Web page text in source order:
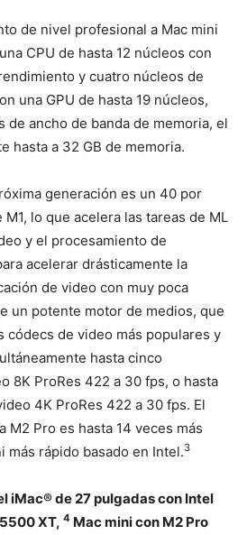
de nivel profesional a Mac mini
CPU de hasta 12 núcleos con
y cuatro núcleos de
una GPU de hasta 19 núcleos,
de ancho de banda de memoria, el
hasta a 32 GB de memoria.
generación es un 40 por
lo que acelera las tareas de ML
y el procesamiento de
acelerar drásticamente la
de video con muy poca
un potente motor de medios, que
códecs de video más populares y
hasta cinco
8K ProRes 422 a 30 fps, o hasta
4K ProRes 422 a 30 fps. El
M2 Pro es hasta 14 veces más
más rápido basado en Intel.3
iMac® de 27 pulgadas con Intel
XT, 4 Mac mini con M2 Pro